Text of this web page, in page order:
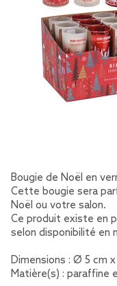
Bougie de Noël en
Cette bougie sera
Noël ou votre salon.
Ce produit existe en
selon disponibilité en
Dimensions : Ø 5 cm
Matière(s) : paraffine